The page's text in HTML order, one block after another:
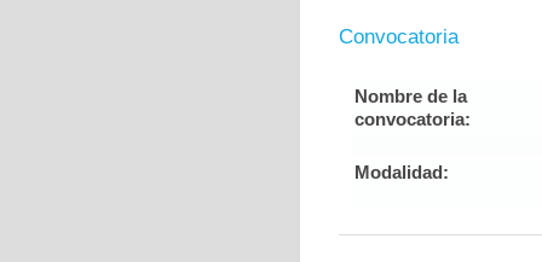
Convocatoria
Nombre de la
convocatoria:
Modalidad: